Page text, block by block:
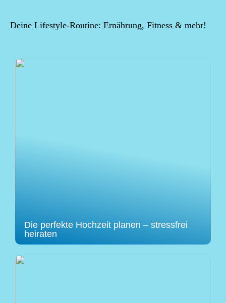
Deine Lifestyle-Routine: Ernährung, Fitness & mehr!
Die perfekte Hochzeit planen – stressfrei
heiraten